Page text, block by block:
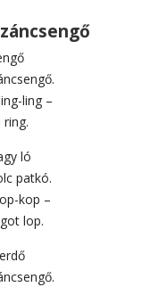
ling –
ring.
ló
patkó.
kop –
lop.